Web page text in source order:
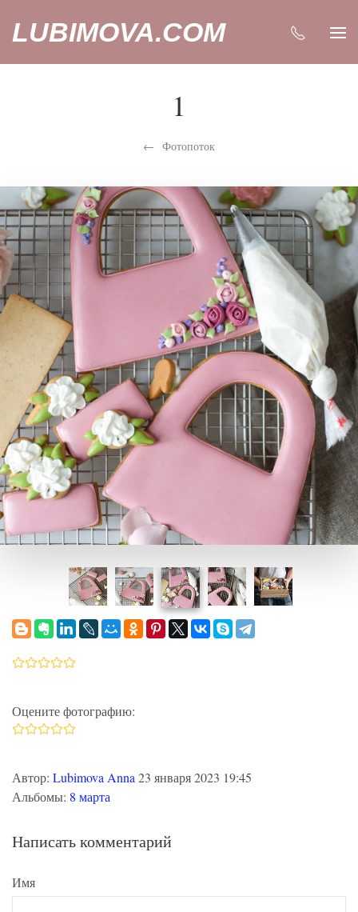
LUBIMOVA.COM
1
Фотопоток
Оцените фотографию:
Автор: Lubimova Anna 23 января 2023 19:45
Альбомы: 8 марта
Написать комментарий
Имя